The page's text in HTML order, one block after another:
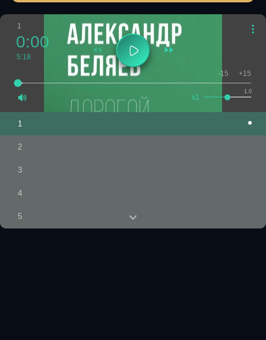
1
0:00
5:18
1.0
x1
-15 +15
1
2
3
4
5